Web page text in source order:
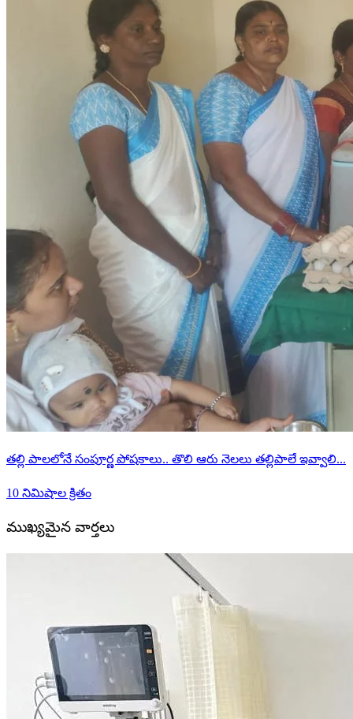
తల్లి పాలలోనే సంపూర్ణ పోషకాలు.. తొలి ఆరు నెలలు తల్లిపాలే ఇవ్వాలి...
10 నిమిషాల క్రితం
ముఖ్యమైన వార్తలు